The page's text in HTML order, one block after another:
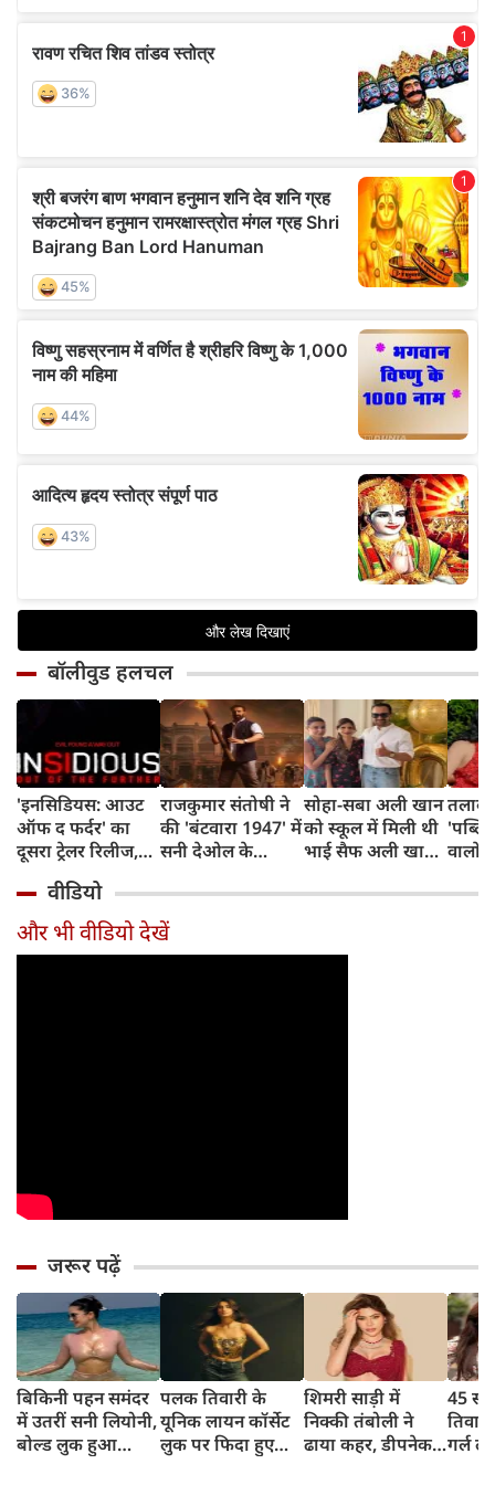
बॉलीवुड हलचल
'इनसिडियस: आउट
ऑफ द फर्दर' का
दूसरा ट्रेलर रिलीज,
डरावना चैप्टर लेकर
लौट रही हॉरर
फ्रैंचाइजी
राजकुमार संतोषी ने
की 'बंटवारा 1947' में
सनी देओल के
सुपरहीरोज़ से तुलना,
कही यह बात
सोहा-सबा अली खान
को स्कूल में मिली थी
भाई सैफ अली खान
शादी की खबर,
वालों
वीडियो
और भी वीडियो देखें
जरूर पढ़ें
बिकिनी पहन समंदर
में उतरीं सनी लियोनी,
बोल्ड लुक हुआ
पलक तिवारी के
यूनिक लायन कॉर्सेट
लुक पर फिदा हुए
शिमरी साड़ी में
निक्की तंबोली ने
ढाया कहर, डीपनेक
45
गर्ल